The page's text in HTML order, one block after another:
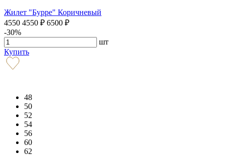
Жилет "Бурре" Коричневый
4550 4550 ₽ 6500 ₽
-30%
шт
Купить
48
50
52
54
56
60
62